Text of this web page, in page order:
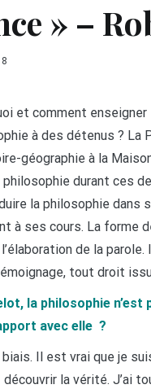
» –
et comment
à des détenus ? La
géographie à la
philosophie durant ces
la philosophie
à ses cours. La forme
de la
tout droit
la philosophie
avec elle ?
Il est vrai que je
la vérité. J’ai